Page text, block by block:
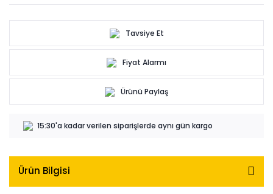
Tavsiye Et
Fiyat Alarmı
Ürünü Paylaş
15:30'a kadar verilen siparişlerde aynı gün kargo
Ürün Bilgisi